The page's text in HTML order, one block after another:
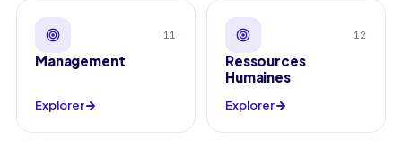
11
Management
Explorer
12
Ressources
Humaines
Explorer